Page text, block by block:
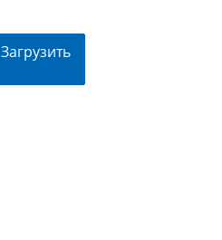
Загрузить